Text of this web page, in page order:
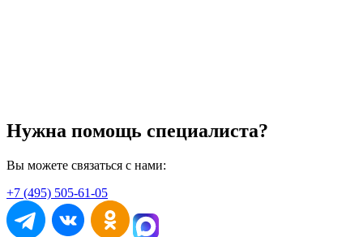
Нужна помощь специалиста?
Вы можете связаться с нами:
+7 (495) 505-61-05